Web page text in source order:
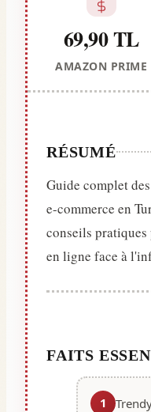
69,90 TL
AMAZON PRIME
RÉSUMÉ
Guide complet
e-commerce en
conseils pratiques
en ligne face à
FAITS
1